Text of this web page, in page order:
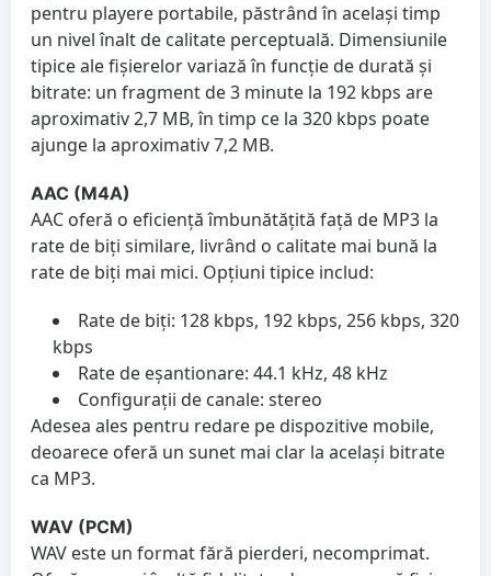
pentru playere portabile, păstrând în același timp
un nivel înalt de calitate perceptuală. Dimensiunile
tipice ale fișierelor variază în funcție de durată și
bitrate: un fragment de 3 minute la 192 kbps are
aproximativ 2,7 MB, în timp ce la 320 kbps poate
ajunge la aproximativ 7,2 MB.
AAC (M4A)
AAC oferă o eficiență îmbunătățită față de MP3 la
rate de biți similare, livrând o calitate mai bună la
rate de biți mai mici. Opțiuni tipice includ:
Rate de biți: 128 kbps, 192 kbps, 256 kbps, 320
kbps
Rate de eșantionare: 44.1 kHz, 48 kHz
Configurații de canale: stereo
Adesea ales pentru redare pe dispozitive mobile,
deoarece oferă un sunet mai clar la același bitrate
ca MP3.
WAV (PCM)
WAV este un format fără pierderi, necomprimat.